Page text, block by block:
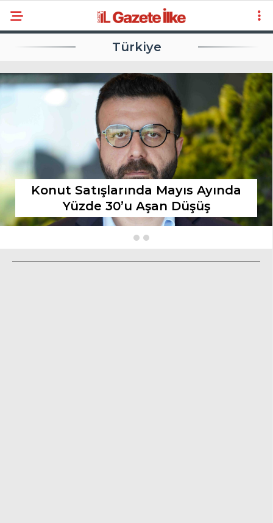
Türkiye
Konut Satışlarında Mayıs Ayında
Yüzde 30’u Aşan Düşüş